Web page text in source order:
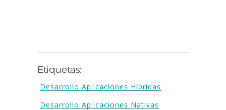
Etiquetas:
Desarrollo Aplicaciones Híbridas
Desarrollo Aplicaciones Nativas